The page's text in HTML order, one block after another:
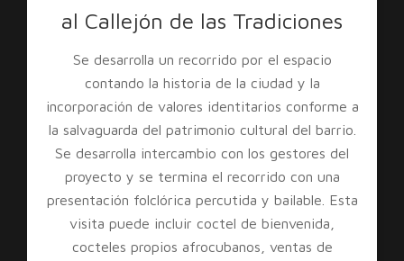
al Callejón de las Tradiciones
Se desarrolla un recorrido por el espacio
contando la historia de la ciudad y la
incorporación de valores identitarios conforme a
la salvaguarda del patrimonio cultural del barrio.
Se desarrolla intercambio con los gestores del
proyecto y se termina el recorrido con una
presentación folclórica percutida y bailable. Esta
visita puede incluir coctel de bienvenida,
cocteles propios afrocubanos, ventas de